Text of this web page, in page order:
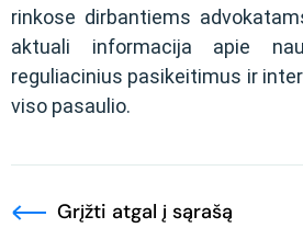
rinkose dirbantiems
aktuali informacija apie
reguliacinius pasikeitimus ir
viso pasaulio.
Grįžti atgal į sąrašą